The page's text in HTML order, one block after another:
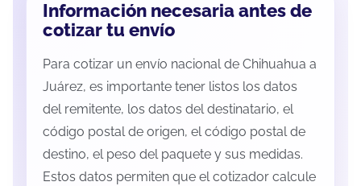
Información necesaria antes de
cotizar tu envío
Para cotizar un envío nacional de Chihuahua a
Juárez, es importante tener listos los datos
del remitente, los datos del destinatario, el
código postal de origen, el código postal de
destino, el peso del paquete y sus medidas.
Estos datos permiten que el cotizador calcule